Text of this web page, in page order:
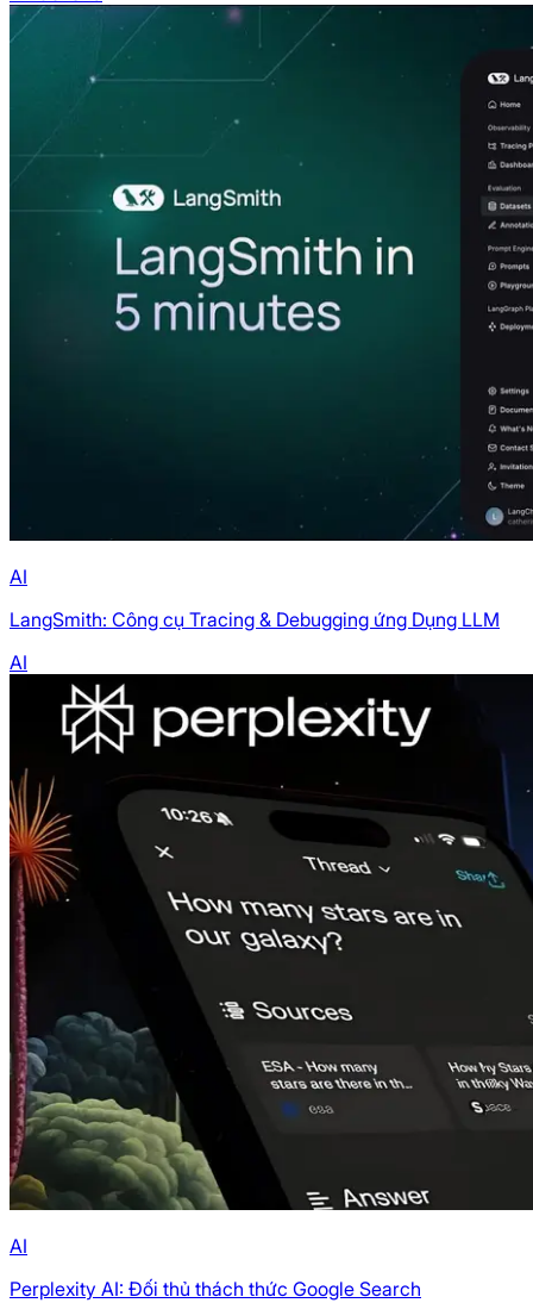
AI
LangSmith: Công cụ Tracing & Debugging ứng Dụng LLM
AI
AI
Perplexity AI: Đối thủ thách thức Google Search